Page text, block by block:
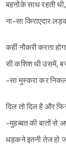
बहनोंके साथ रहती
ना-सा किराएदार
कहीं नौकरी करता
सी कशिश थी उसमें,
-सा मुस्करा कर
दिल तो दिल है और
-मुहब्बत की बातों से
धड़कने इतनी तेज हो